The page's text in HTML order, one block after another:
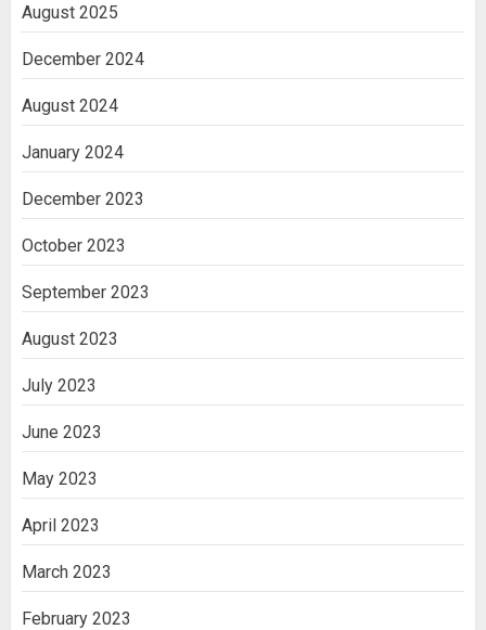
August 2025
December 2024
August 2024
January 2024
December 2023
October 2023
September 2023
August 2023
July 2023
June 2023
May 2023
April 2023
March 2023
February 2023